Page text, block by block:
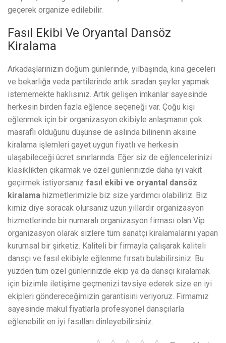
geçerek organize edilebilir.
Fasıl Ekibi Ve Oryantal Dansöz
Kiralama
Arkadaşlarınızın doğum günlerinde, yılbaşında, kına geceleri
ve bekarlığa veda partilerinde artık sıradan şeyler yapmak
istememekte haklısınız. Artık gelişen imkanlar sayesinde
herkesin birden fazla eğlence seçeneği var. Çoğu kişi
eğlenmek için bir organizasyon ekibiyle anlaşmanın çok
masraflı olduğunu düşünse de aslında bilinenin aksine
kiralama işlemleri gayet uygun fiyatlı ve herkesin
ulaşabileceği ücret sınırlarında. Eğer siz de eğlencelerinizi
klasiklikten çıkarmak ve özel günlerinizde daha iyi vakit
geçirmek istiyorsanız fasıl ekibi ve oryantal dansöz
kiralama hizmetlerimizle biz size yardımcı olabiliriz. Biz
kimiz diye soracak olursanız uzun yıllardır organizasyon
hizmetlerinde bir numaralı organizasyon firması olan Vip
organizasyon olarak sizlere tüm sanatçı kiralamalarını yapan
kurumsal bir şirketiz. Kaliteli bir firmayla çalışarak kaliteli
dansçı ve fasıl ekibiyle eğlenme fırsatı bulabilirsiniz. Bu
yüzden tüm özel günlerinizde ekip ya da dansçı kiralamak
için bizimle iletişime geçmenizi tavsiye ederek size en iyi
ekipleri göndereceğimizin garantisini veriyoruz. Firmamız
sayesinde makul fiyatlarla profesyonel dansçılarla
eğlenebilir en iyi fasılları dinleyebilirsiniz.